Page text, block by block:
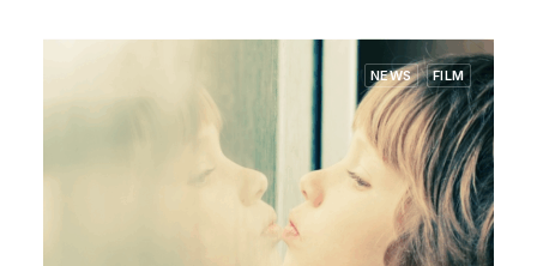
NEWS FILM